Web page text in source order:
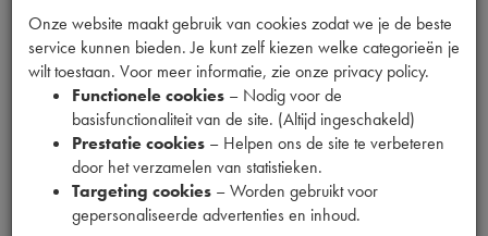
€ 118,83 (€ 98,21 excl. btw)
Info Bestel
KRUKASLAGER VOORZIJDE STD
Model2CV6/VISA 0.6
Onze website maakt gebruik van cookies zodat we je de beste
service kunnen bieden. Je kunt zelf kiezen welke categorieën je
wilt toestaan. Voor meer informatie, zie onze privacy policy.
Functionele cookies – Nodig voor de
basisfunctionaliteit van de site. (Altijd ingeschakeld)
Prestatie cookies – Helpen ons de site te verbeteren
door het verzamelen van statistieken.
Targeting cookies – Worden gebruikt voor
gepersonaliseerde advertenties en inhoud.